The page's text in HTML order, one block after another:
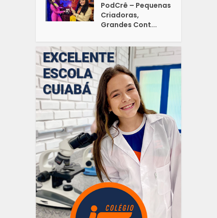
PodCrê – Pequenas
Criadoras,
Grandes Cont...